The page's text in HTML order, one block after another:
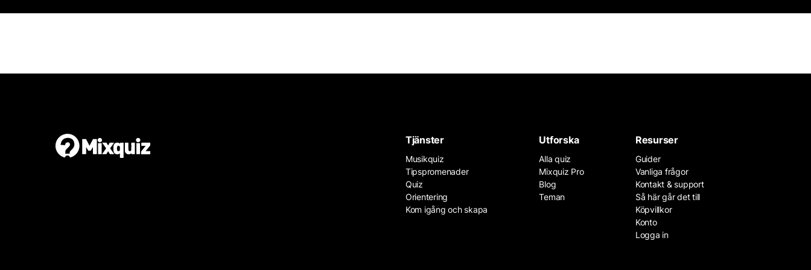
Tjänster
Musikquiz
Tipspromenader
Quiz
Orientering
Kom igång och skapa
Utforska
Alla quiz
Mixquiz Pro
Blog
Teman
Resurser
Guider
Vanliga frågor
Kontakt & support
Så här går det till
Köpvillkor
Konto
Logga in